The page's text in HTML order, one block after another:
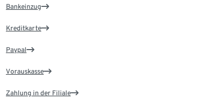
Bankeinzug
Kreditkarte
Paypal
Vorauskasse
Zahlung in der Filiale